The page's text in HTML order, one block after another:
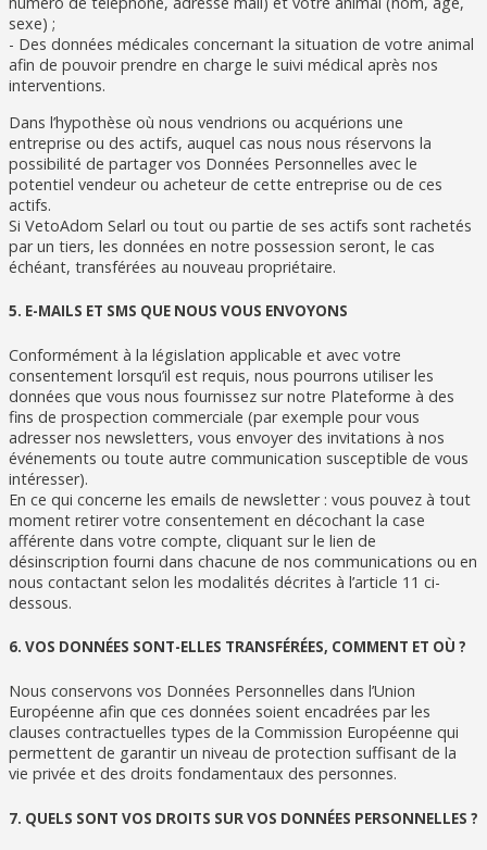
sexe) ;
- Des données médicales concernant la situation de votre animal
afin de pouvoir prendre en charge le suivi médical après nos
interventions.
Dans l’hypothèse où nous vendrions ou acquérions une
entreprise ou des actifs, auquel cas nous nous réservons la
possibilité de partager vos Données Personnelles avec le
potentiel vendeur ou acheteur de cette entreprise ou de ces
actifs.
Si VetoAdom Selarl ou tout ou partie de ses actifs sont rachetés
par un tiers, les données en notre possession seront, le cas
échéant, transférées au nouveau propriétaire.
5. E-MAILS ET SMS QUE NOUS VOUS ENVOYONS
Conformément à la législation applicable et avec votre
consentement lorsqu’il est requis, nous pourrons utiliser les
données que vous nous fournissez sur notre Plateforme à des
fins de prospection commerciale (par exemple pour vous
adresser nos newsletters, vous envoyer des invitations à nos
événements ou toute autre communication susceptible de vous
intéresser).
En ce qui concerne les emails de newsletter : vous pouvez à tout
moment retirer votre consentement en décochant la case
afférente dans votre compte, cliquant sur le lien de
désinscription fourni dans chacune de nos communications ou en
nous contactant selon les modalités décrites à l’article 11 ci-
dessous.
6. VOS DONNÉES SONT-ELLES TRANSFÉRÉES, COMMENT ET OÙ ?
Nous conservons vos Données Personnelles dans l’Union
Européenne afin que ces données soient encadrées par les
clauses contractuelles types de la Commission Européenne qui
permettent de garantir un niveau de protection suffisant de la
vie privée et des droits fondamentaux des personnes.
7. QUELS SONT VOS DROITS SUR VOS DONNÉES PERSONNELLES ?